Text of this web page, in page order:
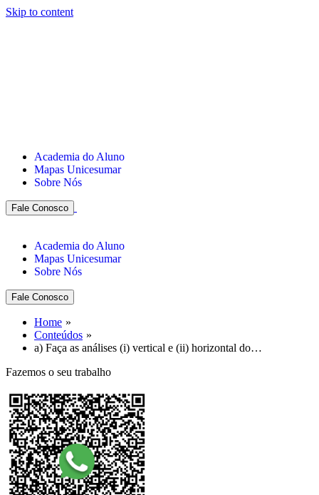
Skip to content
Academia do Aluno
Mapas Unicesumar
Sobre Nós
Fale Conosco
Academia do Aluno
Mapas Unicesumar
Sobre Nós
Fale Conosco
Home
Conteúdos
a) Faça as análises (i) vertical e (ii) horizontal do…
Fazemos o seu trabalho